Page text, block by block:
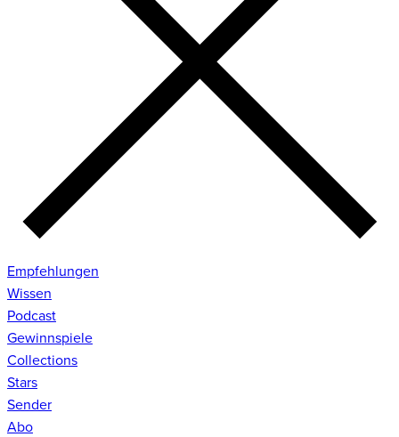
Empfehlungen
Wissen
Podcast
Gewinnspiele
Collections
Stars
Sender
Abo